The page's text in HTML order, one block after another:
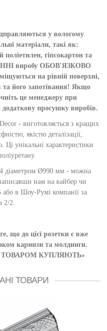
у вологому
матеріали, такі як:
поліетилен, гіпсокартон та
виробу ОБОВ'ЯЗКОВО
на рівній поверхні,
його запотівання! Якщо
це менеджеру при
просушку виробів.
- виготовляється з кращих
якістю деталізації,
Ці унікальні характеристики
діаметром Ø990 мм - можна
нам на вайбер чи
або в Шоу-Румі компанії за
2/2.
що до цієї розетки є вже
карнизи та молдинги.
ТОВАРОМ КУПЛЯЮТЬ»
ТОВАРИ